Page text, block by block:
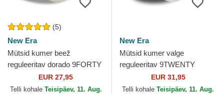
(5)
New Era
Mütsid kumer beež
reguleeritav dorado 9FORTY
Metallic New York Yankees
MLB New Era
EUR 27,95
Telli kohale Teisipäev, 11. Aug.
New Era
Mütsid kumer valge
reguleeritav 9TWENTY
Broderie New York Yankees
MLB New Era
EUR 31,95
Telli kohale Teisipäev, 11. Aug.